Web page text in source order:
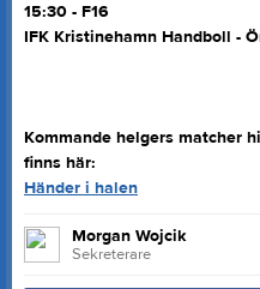
15:30 - F16
IFK Kristinehamn Handboll -
Kommande helgers matcher
finns här:
Händer i halen
Morgan Wojcik
Sekreterare